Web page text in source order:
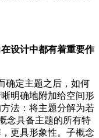
设计中都有着重要作
确定主题之后，如何
明确地附加给空间形
法：将主题分解为若
念具备主题的所有特
更具形象性。子概念